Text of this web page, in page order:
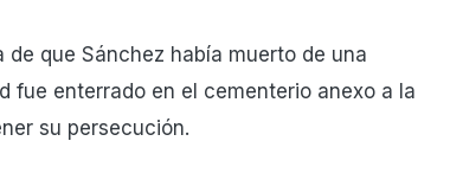
que Sánchez había muerto de una
fue enterrado en el cementerio anexo a la
su persecución.